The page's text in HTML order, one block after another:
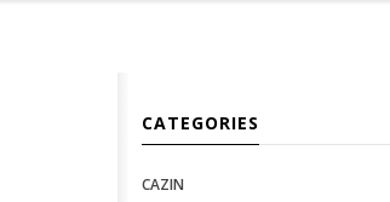
CATEGORIES
CAZIN